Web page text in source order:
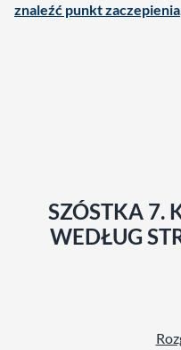
znaleźć punkt zaczepienia
SZÓSTKA 7.
WEDŁUG